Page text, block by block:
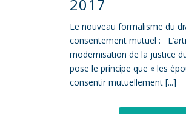
2017
Le nouveau formalisme du
consentement mutuel :
modernisation de la justice
pose le principe que « les
consentir mutuellement [...]